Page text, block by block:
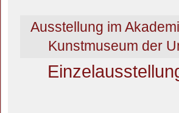
Ausstellung im
Kunstmuseum der